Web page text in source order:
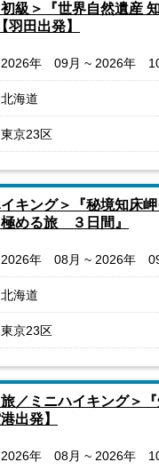
初級＞『世界自然遺産
羽田出発】
2026年 09月 ~ 2026年
北海道
東京23区
イキング＞『秘境知床
める旅 ３日間』
2026年 08月 ~ 2026年
北海道
東京23区
旅／ミニハイキング＞
出発】
2026年 08月 ~ 2026年